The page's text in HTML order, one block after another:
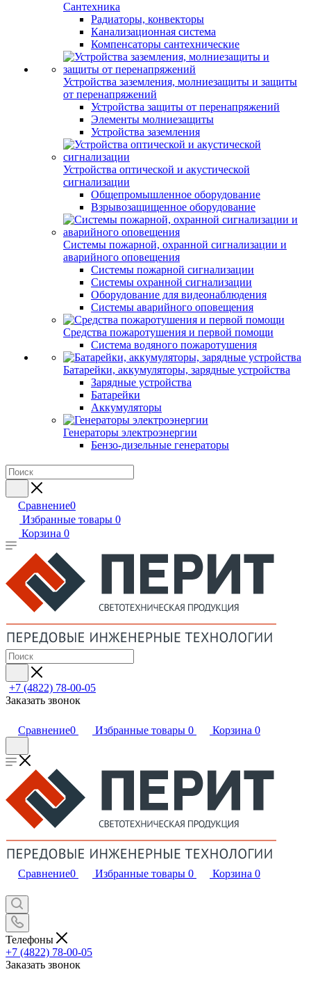
Сантехника
Радиаторы, конвекторы
Канализационная система
Компенсаторы сантехнические
Устройства заземления, молниезащиты и защиты
от перенапряжений
Устройства защиты от перенапряжений
Элементы молниезащиты
Устройства заземления
Устройства оптической и акустической
сигнализации
Общепромышленное оборудование
Взрывозащищенное оборудование
Системы пожарной, охранной сигнализации и
аварийного оповещения
Системы пожарной сигнализации
Системы охранной сигнализации
Оборудование для видеонаблюдения
Системы аварийного оповещения
Средства пожаротушения и первой помощи
Система водяного пожаротушения
Батарейки, аккумуляторы, зарядные устройства
Зарядные устройства
Батарейки
Аккумуляторы
Генераторы электроэнергии
Бензо-дизельные генераторы
Сравнение0
Избранные товары 0
Корзина 0
+7 (4822) 78-00-05
Заказать звонок
Сравнение0 Избранные товары 0 Корзина 0
Сравнение0 Избранные товары 0 Корзина 0
Телефоны
+7 (4822) 78-00-05
Заказать звонок